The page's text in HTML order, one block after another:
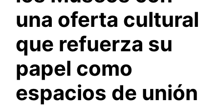
una oferta cultural
que refuerza su
papel como
espacios de unión